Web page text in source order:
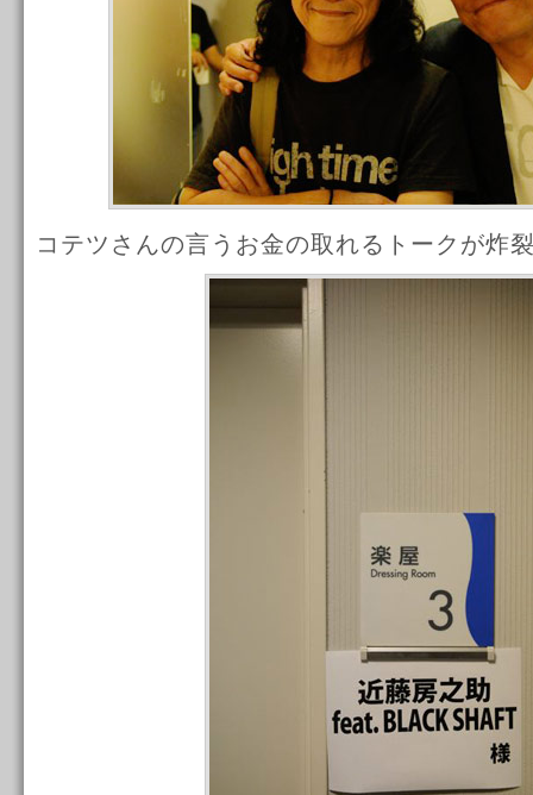
コテツさんの言うお金の取れるトークが炸